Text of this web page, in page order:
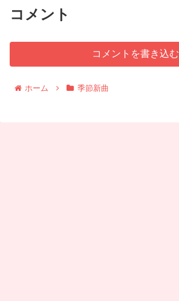
コメント
コメントを書き込む
ホーム 季節新曲